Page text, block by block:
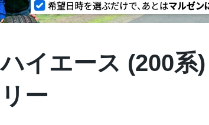
ハイエース (200系
リー